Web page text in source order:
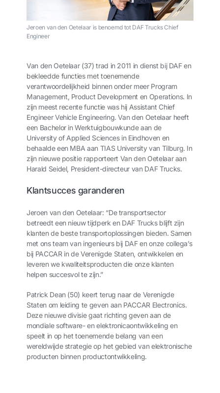
Jeroen van den Oetelaar is benoemd tot DAF Trucks Chief
Engineer
Van den Oetelaar (37) trad in 2011 in dienst bij DAF en
bekleedde functies met toenemende
verantwoordelijkheid binnen onder meer Program
Management, Product Development en Operations. In
zijn meest recente functie was hij Assistant Chief
Engineer Vehicle Engineering. Van den Oetelaar heeft
een Bachelor in Werktuigbouwkunde aan de
University of Applied Sciences in Eindhoven en
behaalde een MBA aan TIAS University van Tilburg. In
zijn nieuwe positie rapporteert Van den Oetelaar aan
Harald Seidel, President-directeur van DAF Trucks.
Klantsucces garanderen
Jeroen van den Oetelaar: “De transportsector
betreedt een nieuw tijdperk en DAF Trucks blijft zijn
klanten de beste transportoplossingen bieden. Samen
met ons team van ingenieurs bij DAF en onze collega’s
bij PACCAR in de Verenigde Staten, ontwikkelen en
leveren we kwaliteitsproducten die onze klanten
helpen succesvol te zijn.”
Patrick Dean (50) keert terug naar de Verenigde
Staten om leiding te geven aan PACCAR Electronics.
Deze nieuwe divisie gaat richting geven aan de
mondiale software- en elektronicaontwikkeling en
speelt in op het toenemende belang van een
wereldwijde strategie op het gebied van elektronische
producten binnen productontwikkeling.